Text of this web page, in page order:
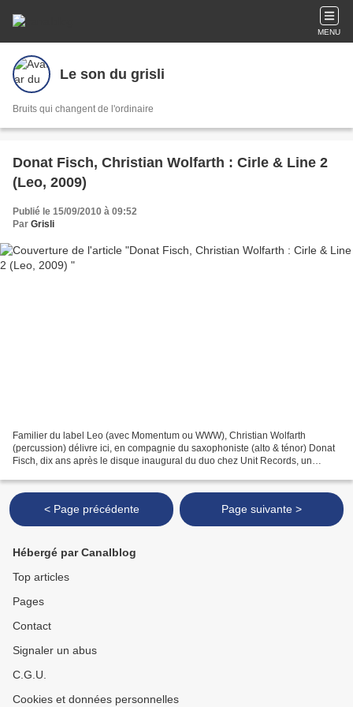
MENU
Le son du grisli
Bruits qui changent de l'ordinaire
Donat Fisch, Christian Wolfarth : Cirle & Line 2
(Leo, 2009)
Publié le 15/09/2010 à 09:52
Par Grisli
Familier du label Leo (avec Momentum ou WWW), Christian Wolfarth
(percussion) délivre ici, en compagnie du saxophoniste (alto & ténor) Donat
Fisch, dix ans après le disque inaugural du duo chez Unit Records, un
< Page précédente Page suivante >
Hébergé par Canalblog
Top articles
Pages
Contact
Signaler un abus
C.G.U.
Cookies et données personnelles